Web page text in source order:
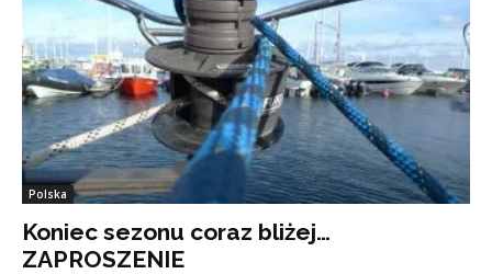
Polska
Koniec sezonu coraz bliżej…
ZAPROSZENIE